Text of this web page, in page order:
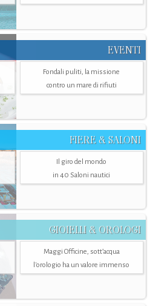
EVENTI
Fondali puliti, la missione
contro un mare di rifiuti
FIERE & SALONI
Il giro del mondo
in 40 Saloni nautici
GIOIELLI & OROLOGI
Maggi Officine, sott’acqua
l'orologio ha un valore immenso